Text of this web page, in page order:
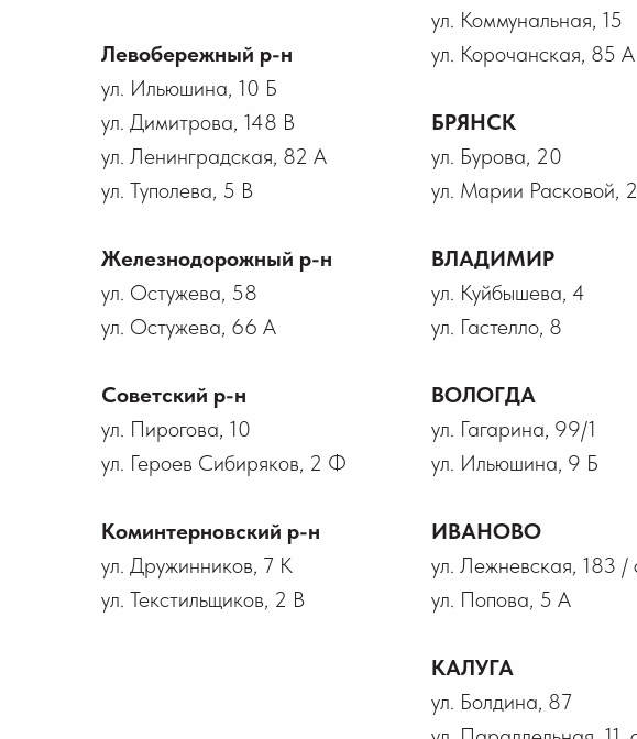
Левобережный р-н
ул. Ильюшина, 10 Б
ул. Димитрова, 148 В
ул. Ленинградская, 82 А
ул. Туполева, 5 В
Железнодорожный р-н
ул. Остужева, 58
ул. Остужева, 66 А
Советский р-н
ул. Пирогова, 10
ул. Героев Сибиряков, 2 Ф
Коминтерновский р-н
ул. Дружинников, 7 К
ул. Текстильщиков, 2 В
ул. Коммунальная, 15
ул. Корочанская, 85 А
БРЯНСК
ул. Бурова, 20
ул. Марии Расковой,
ВЛАДИМИР
ул. Куйбышева, 4
ул. Гастелло, 8
ВОЛОГДА
ул. Гагарина, 99/1
ул. Ильюшина, 9 Б
ИВАНОВО
ул. Лежневская, 183 /
ул. Попова, 5 А
КАЛУГА
ул. Болдина, 87